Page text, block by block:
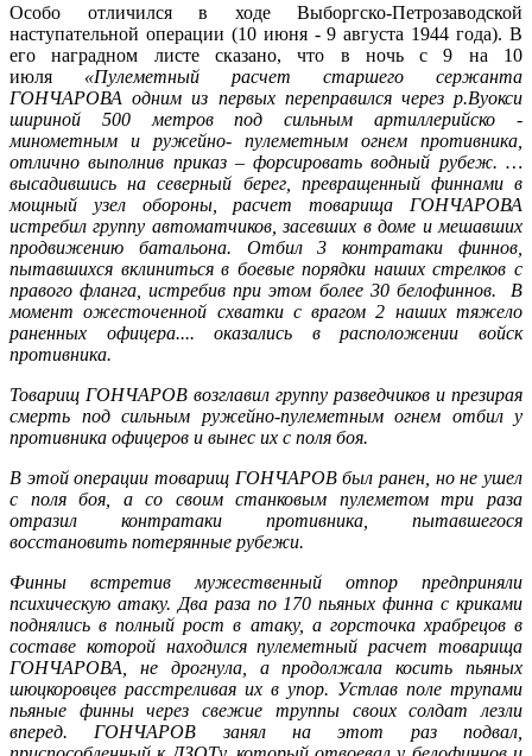
Особо отличился в ходе Выборгско-Петрозаводской
наступательной операции (10 июня - 9 августа 1944 года). В
его наградном листе сказано, что в ночь с 9 на 10
июля «Пулеметный расчет старшего сержанта
ГОНЧАРОВА одним из первых переправился через р.Вуокси
шириной 500 метров под сильным артиллерийско -
минометным и ружейно- пулеметным огнем противника,
отлично выполнив приказ – форсировать водный рубеж. …
высадившись на северный берег, превращенный финнами в
мощный узел обороны, расчет товарища ГОНЧАРОВА
истребил группу автоматчиков, засевших в доме и мешавших
продвижению батальона. Отбил 3 контратаки финнов,
пытавшихся вклиниться в боевые порядки наших стрелков с
правого фланга, истребив при этом более 30 белофиннов. В
момент ожесточенной схватки с врагом 2 наших тяжело
раненных офицера.... оказались в расположении войск
противника.
Товарищ ГОНЧАРОВ возглавил группу разведчиков и презирая
смерть под сильным ружейно-пулеметным огнем отбил у
противника офицеров и вынес их с поля боя.
В этой операции товарищ ГОНЧАРОВ был ранен, но не ушел
с поля боя, а со своим станковым пулеметом три раза
отразил контратаки противника, пытавшегося
восстановить потерянные рубежи.
Финны встретив мужественный отпор предприняли
психическую атаку. Два раза по 170 пьяных финна с криками
поднялись в полный рост в атаку, а горсточка храбрецов в
составе которой находился пулеметный расчет товарища
ГОНЧАРОВА, не дрогнула, а продолжала косить пьяных
шюцкоровцев расстреливая их в упор. Устлав поле трупами
пьяные финны через свежие труппы своих солдат лезли
вперед. ГОНЧАРОВ занял на этот раз подвал,